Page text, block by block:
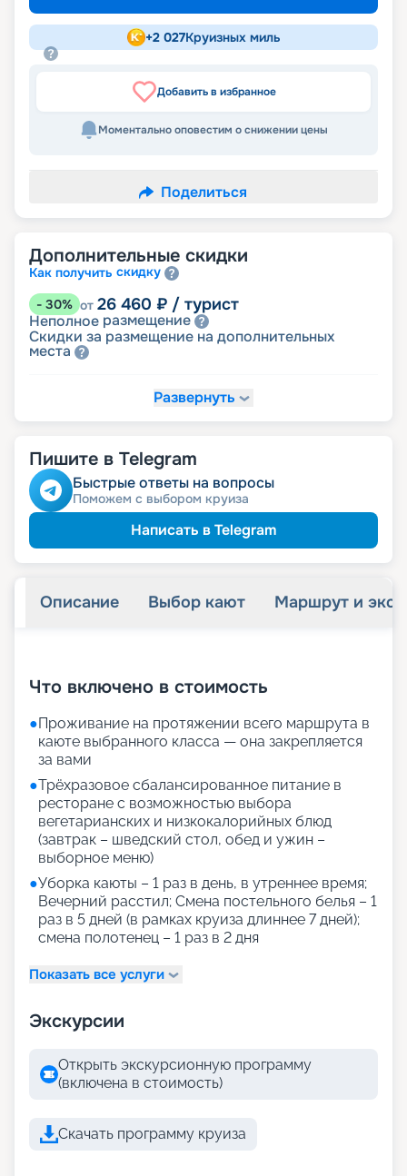
+2 027Круизных миль
Добавить в избранное
Моментально оповестим о снижении цены
Поделиться
Дополнительные скидки
Как получить скидку
- 30% от 26 460 ₽ / турист
Неполное размещение
Скидки за размещение на дополнительных
места
₽/ турист
-10% от 34 020 ₽ / турист
Скидкаветеранам
Скидка многодетнымсемьям
Скидка сотрудникам силовыхведомств
пенсионерам
Развернуть
Пишите в Telegram
Быстрые ответы на вопросы
Поможем с выбором круиза
Написать в Telegram
Описание Выбор кают Маршрут и
Что включено в стоимость
●Проживание на протяжении всего маршрута в
каюте выбранного класса — она закрепляется
за вами
●Трёхразовое сбалансированное питание в
ресторане с возможностью выбора
вегетарианских и низкокалорийных блюд
(завтрак – шведский стол, обед и ужин –
выборное меню)
●Уборка каюты – 1 раз в день, в утреннее время;
Вечерний расстил; Смена постельного белья – 1
раз в 5 дней (в рамках круиза длиннее 7 дней);
смена полотенец – 1 раз в 2 дня
Показать все услуги
Экскурсии
Открыть экскурсионную программу
(включена в стоимость)
Скачать программу круиза